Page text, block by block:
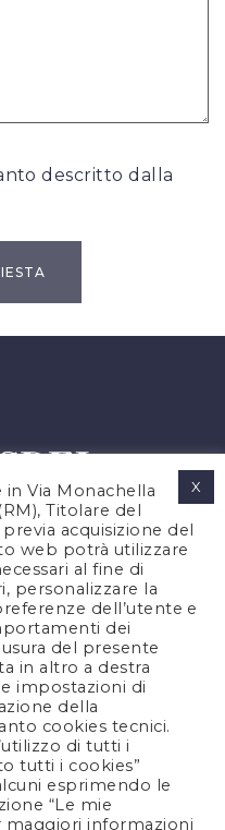
descritto dalla
US
Via Monachella
Titolare del
acquisizione del
web potrà utilizzare
al fine di
personalizzare la
dell’utente e
dei
del presente
in altro a destra
impostazioni di
della
cookies tecnici.
di tutti i
tutti i cookies”
esprimendo le
“Le mie
maggiori informazioni
X